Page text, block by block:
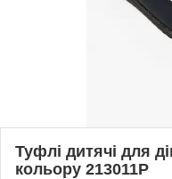
Туфлі дитячі для
кольору 213011P